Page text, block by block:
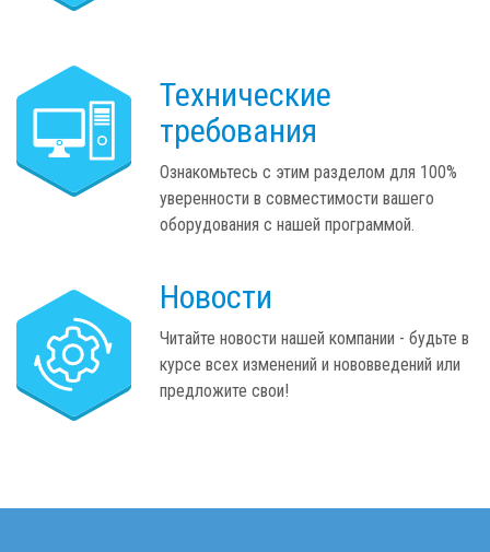
Технические
требования
Ознакомьтесь с этим разделом для 100%
уверенности в совместимости вашего
оборудования с нашей программой.
Новости
Читайте новости нашей компании - будьте в
курсе всех изменений и нововведений или
предложите свои!